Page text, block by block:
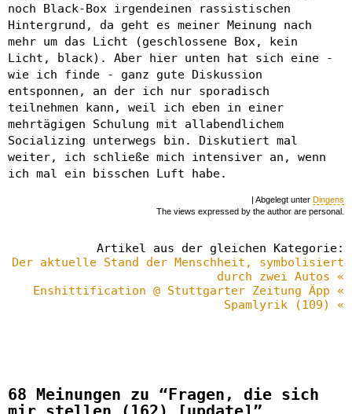
noch Black-Box irgendeinen rassistischen
Hintergrund, da geht es meiner Meinung nach
mehr um das Licht (geschlossene Box, kein
Licht, black). Aber hier unten hat sich eine -
wie ich finde - ganz gute Diskussion
entsponnen, an der ich nur sporadisch
teilnehmen kann, weil ich eben in einer
mehrtägigen Schulung mit allabendlichem
Socializing unterwegs bin. Diskutiert mal
weiter, ich schließe mich intensiver an, wenn
ich mal ein bisschen Luft habe.
| Abgelegt unter Dingens
The views expressed by the author are personal.
Artikel aus der gleichen Kategorie:
Der aktuelle Stand der Menschheit, symbolisiert
durch zwei Autos «
Enshittification @ Stuttgarter Zeitung Äpp «
Spamlyrik (109) «
68 Meinungen zu “Fragen, die sich